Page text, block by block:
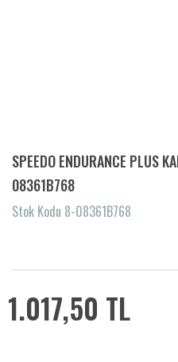
SPEEDO ENDURANCE PLUS
08361B768
Stok Kodu 8-08361B768
1.017,50 TL